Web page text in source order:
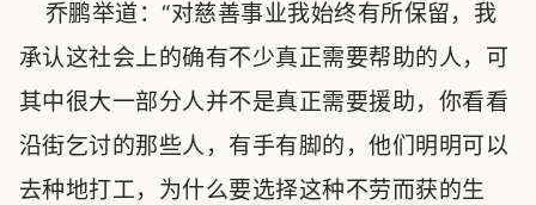
乔鹏举道：“对慈善事业我始终有所保留，我
承认这社会上的确有不少真正需要帮助的人，可
其中很大一部分人并不是真正需要援助，你看看
沿街乞讨的那些人，有手有脚的，他们明明可以
去种地打工，为什么要选择这种不劳而获的生